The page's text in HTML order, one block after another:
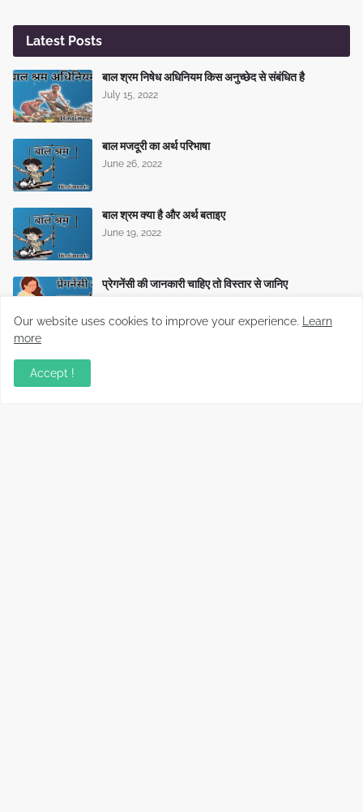
Latest Posts
बाल श्रम निषेध अधिनियम किस अनुच्छेद से संबंधित है
July 15, 2022
बाल मजदूरी का अर्थ परिभाषा
June 26, 2022
बाल श्रम क्या है और अर्थ बताइए
June 19, 2022
प्रेगनेंसी की जानकारी चाहिए तो विस्तार से जानिए
Our website uses cookies to improve your experience.
Learn
more
Accept !